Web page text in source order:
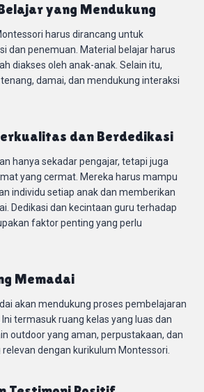
yang Mendukung
harus dirancang untuk
dan penemuan. Material belajar harus
diakses oleh anak-anak. Selain itu,
damai, dan mendukung interaksi
dan Berdedikasi
hanya sekadar pengajar, tetapi juga
yang cermat. Mereka harus mampu
individu setiap anak dan memberikan
Dedikasi dan kecintaan guru terhadap
faktor penting yang perlu
Memadai
akan mendukung proses pembelajaran
termasuk ruang kelas yang luas dan
outdoor yang aman, perpustakaan, dan
dengan kurikulum Montessori.